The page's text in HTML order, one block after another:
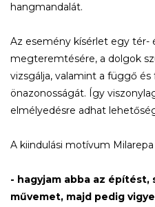
hangmandalát.
Az esemény kísérlet egy tér-
megteremtésére, a dolgok
vizsgálja, valamint a függő
önazonosságát. Így
elmélyedésre adhat
A kiindulási motívum
- hagyjam abba az
művemet, majd pedig